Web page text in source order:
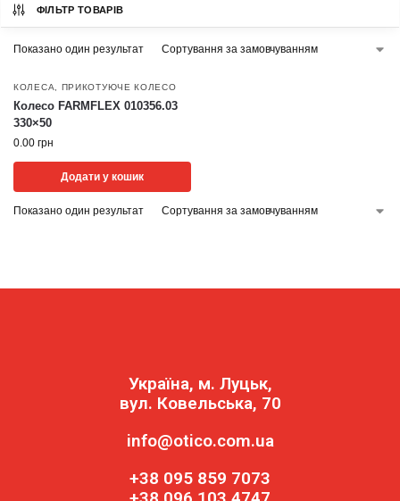
ФІЛЬТР ТОВАРІВ
Показано один результат
КОЛЕСА ПРИКОТУЮЧЕ КОЛЕСО
Колесо FARMFLEX 010356.03
330×50
0.00 грн
Додати у кошик
Показано один результат
Україна, м. Луцьк,
вул. Ковельська, 70
info@otico.com.ua
+38 095 859 7073